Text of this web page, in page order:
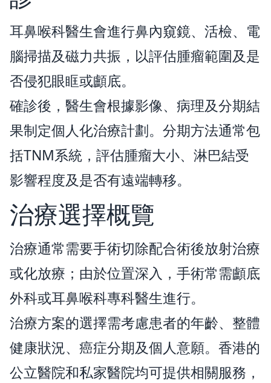
耳鼻喉科醫生會進行鼻內窺鏡、活檢、電
腦掃描及磁力共振，以評估腫瘤範圍及是
否侵犯眼眶或顱底。
確診後，醫生會根據影像、病理及分期結
果制定個人化治療計劃。分期方法通常包
括TNM系統，評估腫瘤大小、淋巴結受
影響程度及是否有遠端轉移。
治療選擇概覽
治療通常需要手術切除配合術後放射治療
或化放療；由於位置深入，手術常需顱底
外科或耳鼻喉科專科醫生進行。
治療方案的選擇需考慮患者的年齡、整體
健康狀況、癌症分期及個人意願。香港的
公立醫院和私家醫院均可提供相關服務，